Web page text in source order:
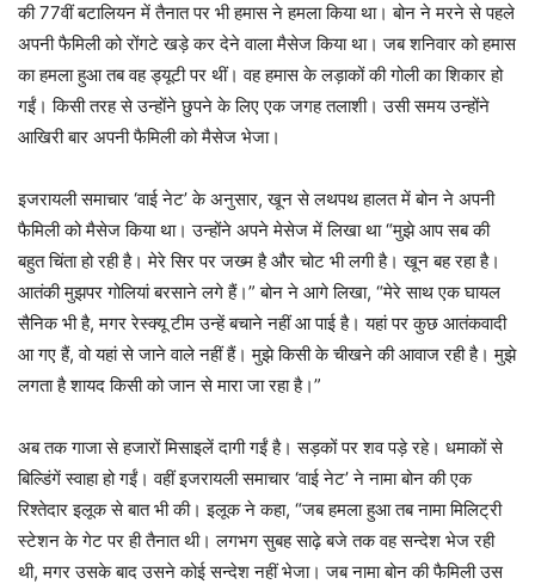
की 77वीं बटालियन में तैनात पर भी हमास ने हमला किया था। बोन ने मरने से पहले
अपनी फैमिली को रोंगटे खड़े कर देने वाला मैसेज किया था। जब शनिवार को हमास
का हमला हुआ तब वह ड्यूटी पर थीं। वह हमास के लड़ाकों की गोली का शिकार हो
गईं। किसी तरह से उन्होंने छुपने के लिए एक जगह तलाशी। उसी समय उन्होंने
आखिरी बार अपनी फैमिली को मैसेज भेजा।
इजरायली समाचार ‘वाई नेट’ के अनुसार, खून से लथपथ हालत में बोन ने अपनी
फैमिली को मैसेज किया था। उन्होंने अपने मेसेज में लिखा था “मुझे आप सब की
बहुत चिंता हो रही है। मेरे सिर पर जख्म है और चोट भी लगी है। खून बह रहा है।
आतंकी मुझपर गोलियां बरसाने लगे हैं।” बोन ने आगे लिखा, “मेरे साथ एक घायल
सैनिक भी है, मगर रेस्क्यू टीम उन्हें बचाने नहीं आ पाई है। यहां पर कुछ आतंकवादी
आ गए हैं, वो यहां से जाने वाले नहीं हैं। मुझे किसी के चीखने की आवाज रही है। मुझे
लगता है शायद किसी को जान से मारा जा रहा है।”
अब तक गाजा से हजारों मिसाइलें दागी गईं है। सड़कों पर शव पड़े रहे। धमाकों से
बिल्डिंगें स्वाहा हो गईं। वहीं इजरायली समाचार ‘वाई नेट’ ने नामा बोन की एक
रिश्तेदार इलूक से बात भी की। इलूक ने कहा, “जब हमला हुआ तब नामा मिलिट्री
स्टेशन के गेट पर ही तैनात थी। लगभग सुबह साढ़े बजे तक वह सन्देश भेज रही
थी, मगर उसके बाद उसने कोई सन्देश नहीं भेजा। जब नामा बोन की फैमिली उस